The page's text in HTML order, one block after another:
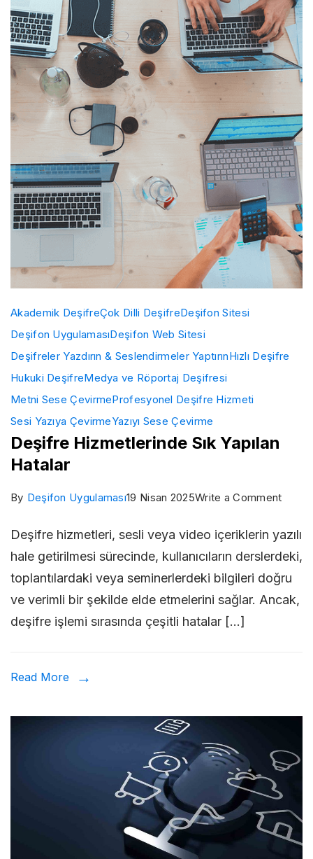
Akademik DeşifreÇok Dilli DeşifreDeşifon Sitesi
Deşifon UygulamasıDeşifon Web Sitesi
Deşifreler Yazdırın & Seslendirmeler YaptırınHızlı Deşifre
Hukuki DeşifreMedya ve Röportaj Deşifresi
Metni Sese ÇevirmeProfesyonel Deşifre Hizmeti
Sesi Yazıya ÇevirmeYazıyı Sese Çevirme
Deşifre Hizmetlerinde Sık Yapılan
Hatalar
By Deşifon Uygulaması19 Nisan 2025Write a Commenton
Sık
Deşifre hizmetleri, sesli veya video içeriklerin yazılı
hale getirilmesi sürecinde, kullanıcıların derslerdeki,
toplantılardaki veya seminerlerdeki bilgileri doğru
ve verimli bir şekilde elde etmelerini sağlar. Ancak,
deşifre işlemi sırasında çeşitli hatalar […]
Read More